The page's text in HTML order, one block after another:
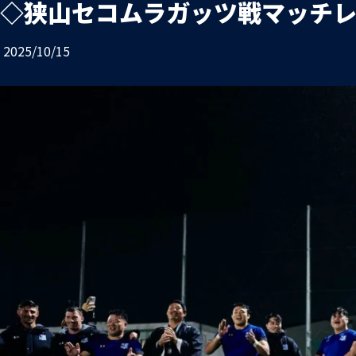
◇狭山セコムラガッツ戦マッチ
2025/10/15
お問い合わせ